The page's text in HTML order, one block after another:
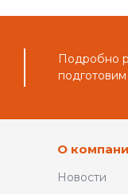
Подробно
О
Новости